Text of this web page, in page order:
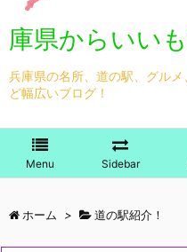
庫県からいい
兵庫県の名所、道の駅、グル
ど幅広いブログ！
Menu Sidebar
ホーム > 道の駅紹介！